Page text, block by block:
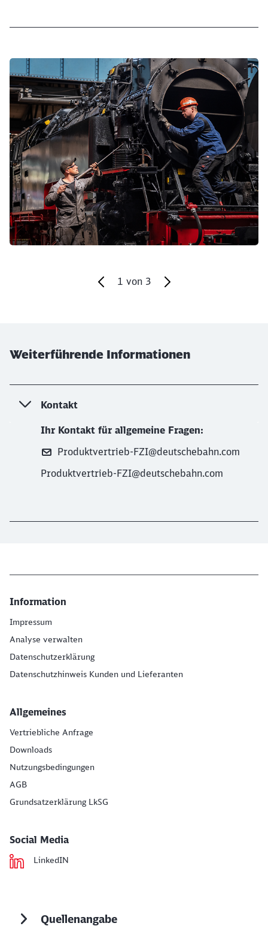
Klicken, um den folgenden Slider zu überspringen
1 von 3
Weiterführende Informationen
Kontakt
Ihr Kontakt für allgemeine Fragen:
Produktvertrieb-FZI@deutschebahn.com
Produktvertrieb-FZI@deutschebahn.com
Information
Impressum
Analyse verwalten
Datenschutzerklärung
Datenschutzhinweis Kunden und Lieferanten
Allgemeines
Vertriebliche Anfrage
Downloads
Nutzungsbedingungen
AGB
Grundsatzerklärung LkSG
Social Media
LinkedIN
Quellenangabe
Abbrechen Weiter